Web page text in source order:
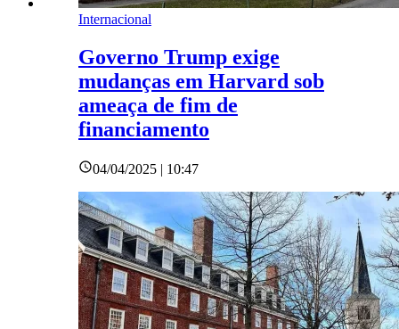
Internacional
Governo Trump exige
mudanças em Harvard sob
ameaça de fim de
financiamento
04/04/2025 | 10:47